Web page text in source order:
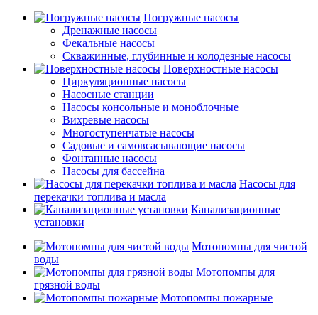
Погружные насосы
Дренажные насосы
Фекальные насосы
Скважинные, глубинные и колодезные насосы
Поверхностные насосы
Циркуляционные насосы
Насосные станции
Насосы консольные и моноблочные
Вихревые насосы
Многоступенчатые насосы
Садовые и самовсасывающие насосы
Фонтанные насосы
Насосы для бассейна
Насосы для
перекачки топлива и масла
Канализационные
установки
Мотопомпы для чистой
воды
Мотопомпы для
грязной воды
Мотопомпы пожарные